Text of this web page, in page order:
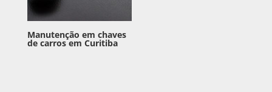
Manutenção em chaves
de carros em Curitiba